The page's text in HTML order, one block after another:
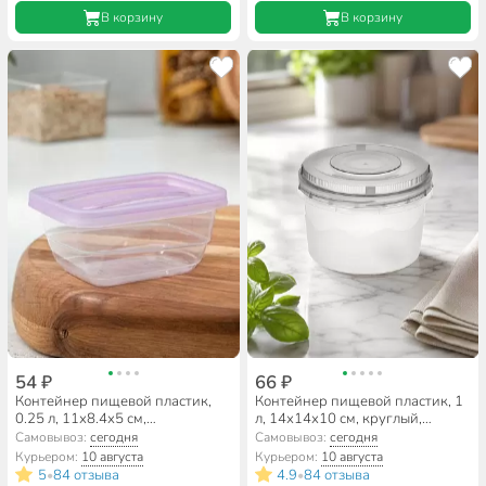
В корзину В корзину
54 ₽
Контейнер пищевой пластик,
0.25 л, 11х8.4х5 см,
прямоугольный, Violet,
Лаванда, 70025136
Самовывоз:сегодня
Курьером: 10 августа
5•84 отзыва
66 ₽
Контейнер пищевой пластик, 1
л, 14х14х10 см, круглый,
Альтернатива, М1185
Самовывоз: сегодня
Курьером: 10 августа
4.9•84 отзыва